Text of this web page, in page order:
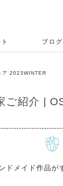
ブログ
ア 2023WINTER
紹介 |
メイド作品が